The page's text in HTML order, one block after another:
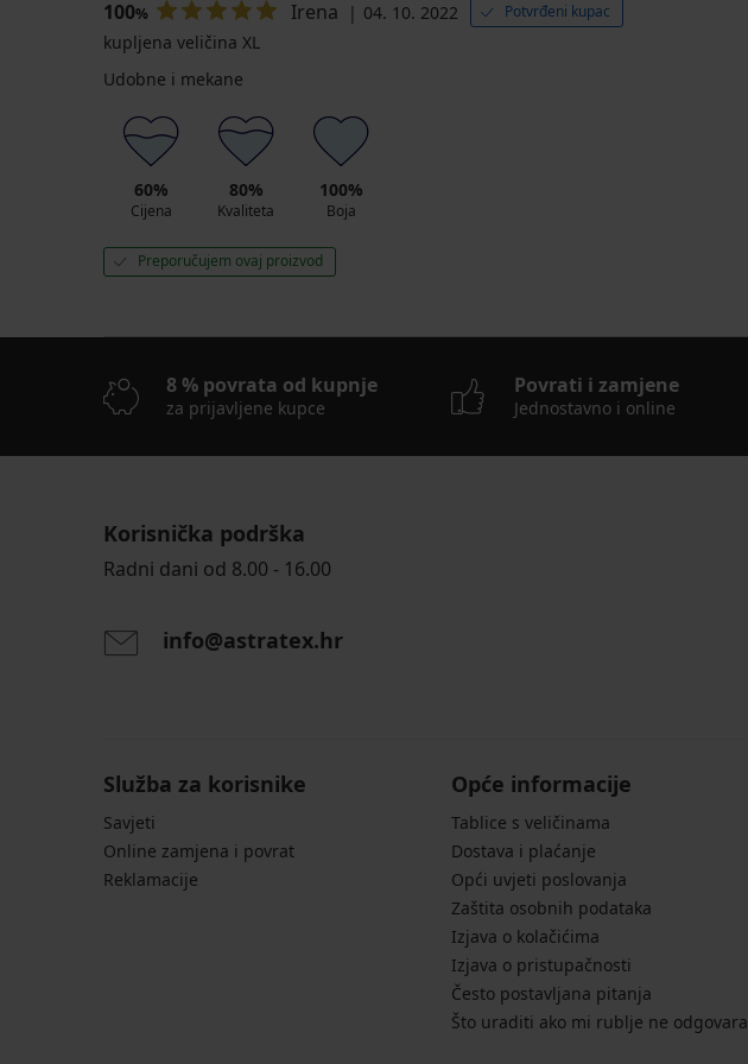
100% Irena 04. 10. 2022 Potvrđeni kupac
kupljena veličina XL
Udobne i mekane
60%
Cijena
80%
Kvaliteta
100%
Boja
Preporučujem ovaj proizvod
8 % povrata od kupnje
za prijavljene kupce
Povrati i zamjene
Jednostavno i online
Korisnička podrška
Radni dani od 8.00 - 16.00
info@astratex.hr
Služba za korisnike
Savjeti
Online zamjena i povrat
Reklamacije
Opće informacije
Tablice s veličinama
Dostava i plaćanje
Opći uvjeti poslovanja
Zaštita osobnih podataka
Izjava o kolačićima
Izjava o pristupačnosti
Često postavljana pitanja
Što uraditi ako mi rublje ne odgovara